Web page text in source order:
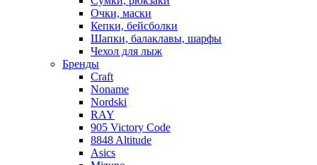
Очки, маски
Кепки, бейсболки
Шапки, балаклавы, шарфы
Чехол для лыж
Бренды
Craft
Noname
Nordski
RAY
905 Victory Code
8848 Altitude
Asics